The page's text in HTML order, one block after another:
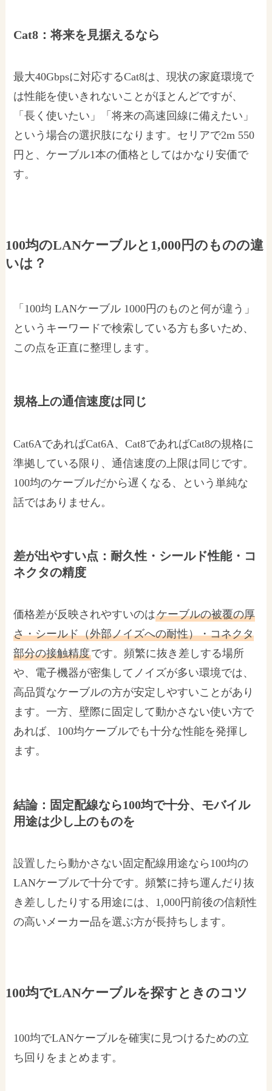
Cat8：将来を見据えるなら
最大40Gbpsに対応するCat8は、現状の家庭環境で
は性能を使いきれないことがほとんどですが、
「長く使いたい」「将来の高速回線に備えたい」
という場合の選択肢になります。セリアで2m 550
円と、ケーブル1本の価格としてはかなり安価で
す。
100均のLANケーブルと1,000円のものの違
いは？
「100均 LANケーブル 1000円のものと何が違う」
というキーワードで検索している方も多いため、
この点を正直に整理します。
規格上の通信速度は同じ
Cat6AであればCat6A、Cat8であればCat8の規格に
準拠している限り、通信速度の上限は同じです。
100均のケーブルだから遅くなる、という単純な
話ではありません。
差が出やすい点：耐久性・シールド性能・コ
ネクタの精度
価格差が反映されやすいのはケーブルの被覆の厚
さ・シールド（外部ノイズへの耐性）・コネクタ
部分の接触精度です。頻繁に抜き差しする場所
や、電子機器が密集してノイズが多い環境では、
高品質なケーブルの方が安定しやすいことがあり
ます。一方、壁際に固定して動かさない使い方で
あれば、100均ケーブルでも十分な性能を発揮し
ます。
結論：固定配線なら100均で十分、モバイル
用途は少し上のものを
設置したら動かさない固定配線用途なら100均の
LANケーブルで十分です。頻繁に持ち運んだり抜
き差ししたりする用途には、1,000円前後の信頼性
の高いメーカー品を選ぶ方が長持ちします。
100均でLANケーブルを探すときのコツ
100均でLANケーブルを確実に見つけるための立
ち回りをまとめます。